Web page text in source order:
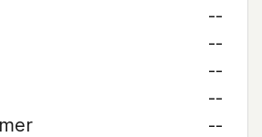
--
--
--
--
--